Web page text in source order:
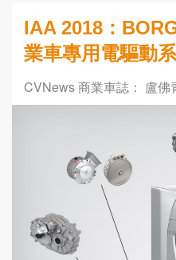
IAA 2018：
業車專用電驅動系
CVNews 商業車誌： 盧佛